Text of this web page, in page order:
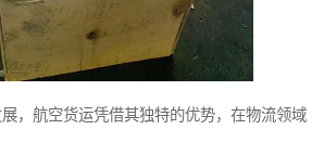
，航空货运凭借其独特的优势，在物流领域